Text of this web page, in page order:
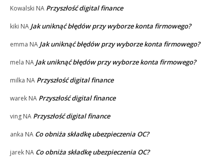
Kowalski NA Przyszłość digital finance
kiki NA Jak uniknąć błędów przy wyborze konta firmowego?
emma NA Jak uniknąć błędów przy wyborze konta firmowego?
mela NA Jak uniknąć błędów przy wyborze konta firmowego?
milka NA Przyszłość digital finance
warek NA Przyszłość digital finance
ving NA Przyszłość digital finance
anka NA Co obniża składkę ubezpieczenia OC?
jarek NA Co obniża składkę ubezpieczenia OC?